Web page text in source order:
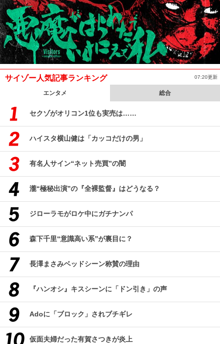
サイゾー人気記事ランキング 07:20更新
エンタメ 総合
セクゾがオリコン1位も実売は……
ハイスタ横山健は「カッコだけの男」
有名人サイン“ネット売買”の闇
瀧“極秘出演”の『全裸監督』はどうなる？
ジローラモがロケ中にガチナンパ
森下千里“意識高い系”が裏目に？
長澤まさみベッドシーン称賛の理由
『ハンオシ』キスシーンに「ドン引き」の声
Adoに「ブロック」されブチギレ
仮面夫婦だった有賀さつきが炎上